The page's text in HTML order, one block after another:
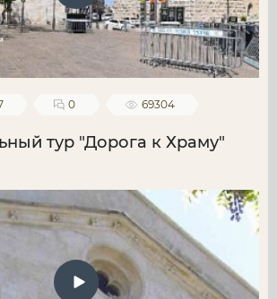
0 69304
тур "Дорога к Храму"